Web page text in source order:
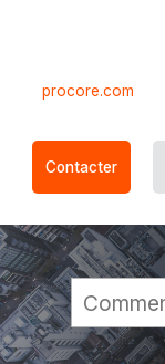
procore.com
Contacter